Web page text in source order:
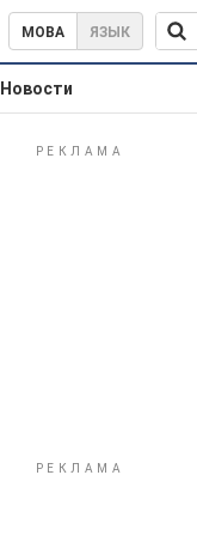
МОВА ЯЗЫК
Новости